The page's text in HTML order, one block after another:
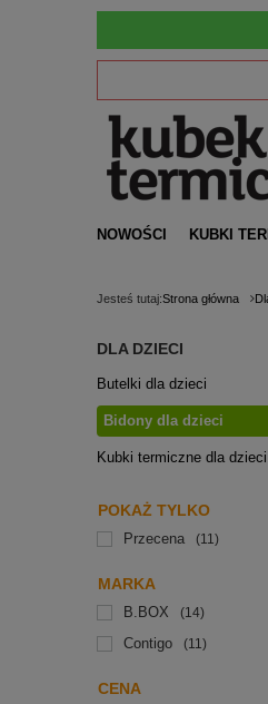
NOWOŚCI KUBKI
Jesteś tutaj:Strona główna
DLA DZIECI
Butelki dla dzieci
Bidony dla dzieci
Kubki termiczne dla dzieci
POKAŻ TYLKO
Przecena 11
MARKA
B.BOX 14
Contigo 11
CENA